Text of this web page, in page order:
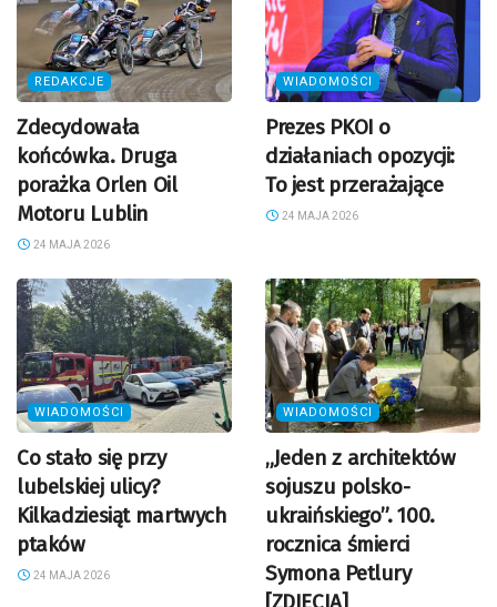
REDAKCJE
Zdecydowała
końcówka. Druga
porażka Orlen Oil
Motoru Lublin
24 MAJA 2026
WIADOMOŚCI
Prezes PKOI o
działaniach opozycji:
To jest przerażające
24 MAJA 2026
WIADOMOŚCI
Co stało się przy
lubelskiej ulicy?
Kilkadziesiąt martwych
ptaków
24 MAJA 2026
WIADOMOŚCI
„Jeden z architektów
sojuszu polsko-
ukraińskiego”. 100.
rocznica śmierci
Symona Petlury
[ZDJĘCIA]